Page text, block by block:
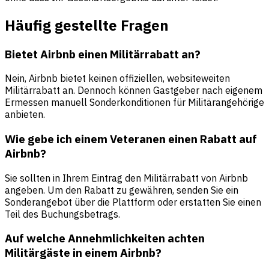
Häufig gestellte Fragen
Bietet Airbnb einen Militärrabatt an?
Nein, Airbnb bietet keinen offiziellen, websiteweiten
Militärrabatt an. Dennoch können Gastgeber nach eigenem
Ermessen manuell Sonderkonditionen für Militärangehörige
anbieten.
Wie gebe ich einem Veteranen einen Rabatt auf
Airbnb?
Sie sollten in Ihrem Eintrag den Militärrabatt von Airbnb
angeben. Um den Rabatt zu gewähren, senden Sie ein
Sonderangebot über die Plattform oder erstatten Sie einen
Teil des Buchungsbetrags.
Auf welche Annehmlichkeiten achten
Militärgäste in einem Airbnb?